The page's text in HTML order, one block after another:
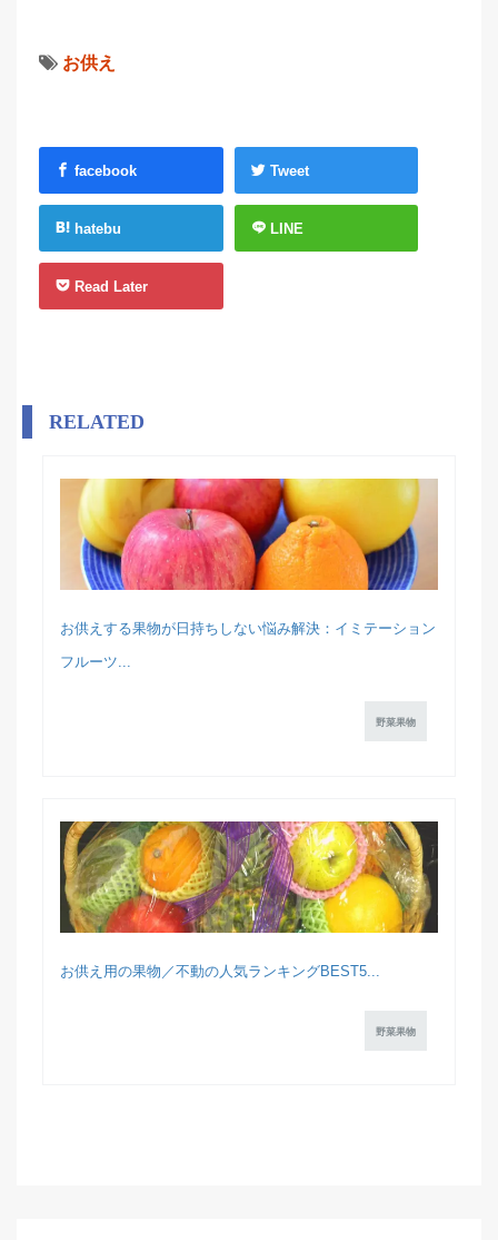
お供え
facebook Tweet
hatebu LINE
Read Later
RELATED
お供えする果物が日持ちしない悩み解決：イミテーション
フルーツ...
野菜果物
お供え用の果物／不動の人気ランキングBEST5...
野菜果物